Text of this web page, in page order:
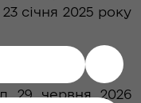
січня 2025 року
29 червня 2026